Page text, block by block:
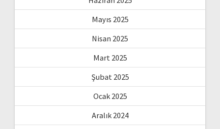
Mayıs 2025
Nisan 2025
Mart 2025
Şubat 2025
Ocak 2025
Aralık 2024